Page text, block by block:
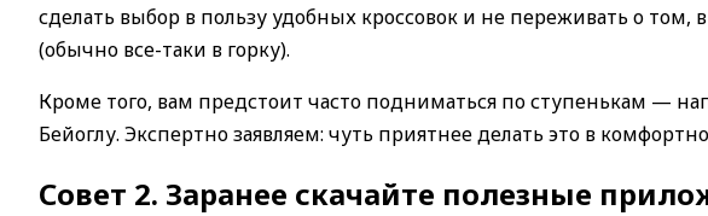
сделать выбор в пользу удобных кроссовок и не переживать о том,
(обычно все-таки в горку).
Кроме того, вам предстоит часто подниматься по ступенькам —
Бейоглу. Экспертно заявляем: чуть приятнее делать это в
Совет 2. Заранее скачайте полезные